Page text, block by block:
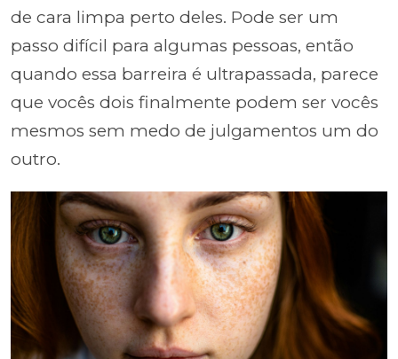
de cara limpa perto deles. Pode ser um
passo difícil para algumas pessoas, então
quando essa barreira é ultrapassada, parece
que vocês dois finalmente podem ser vocês
mesmos sem medo de julgamentos um do
outro.